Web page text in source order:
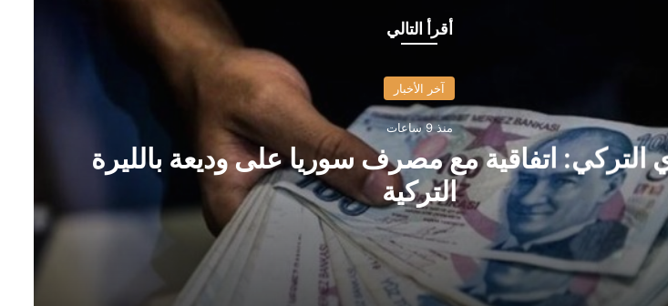
أقرأ التالي
آخر الأخبار
منذ 9 ساعات
التركي: اتفاقية مع مصرف سوريا على وديعة بالليرة
التركية